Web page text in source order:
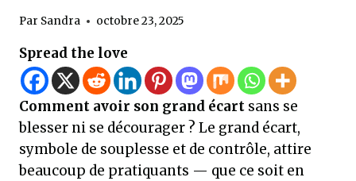
Par Sandra octobre 23, 2025
Spread the love
Comment avoir son grand écart sans se
blesser ni se décourager ? Le grand écart,
symbole de souplesse et de contrôle, attire
beaucoup de pratiquants — que ce soit en